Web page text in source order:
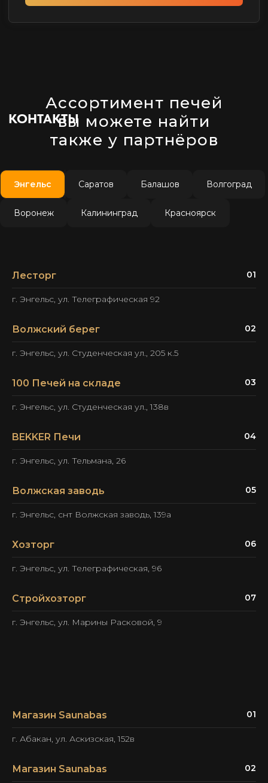
Ассортимент печей
вы можете найти
также у партнёров
Энгельс Саратов Балашов Волгоград
Воронеж Калининград Красноярск
Лесторг 01
г. Энгельс, ул. Телеграфическая 92
Волжский берег 02
г. Энгельс, ул. Студенческая ул., 205 к.5
100 Печей на складе 03
г. Энгельс, ул. Студенческая ул., 138в
BEKKER Печи 04
г. Энгельс, ул. Тельмана, 26
Волжская заводь 05
г. Энгельс, снт Волжская заводь, 139а
Хозторг 06
г. Энгельс, ул. Телеграфическая, 96
Стройхозторг 07
г. Энгельс, ул. Марины Расковой, 9
Магазин Saunabas 01
г. Абакан, ул. Аскизская, 152в
Магазин Saunabas 02
Контактное лицо: